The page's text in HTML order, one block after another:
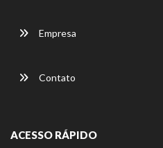
Empresa
Contato
ACESSO RÁPIDO